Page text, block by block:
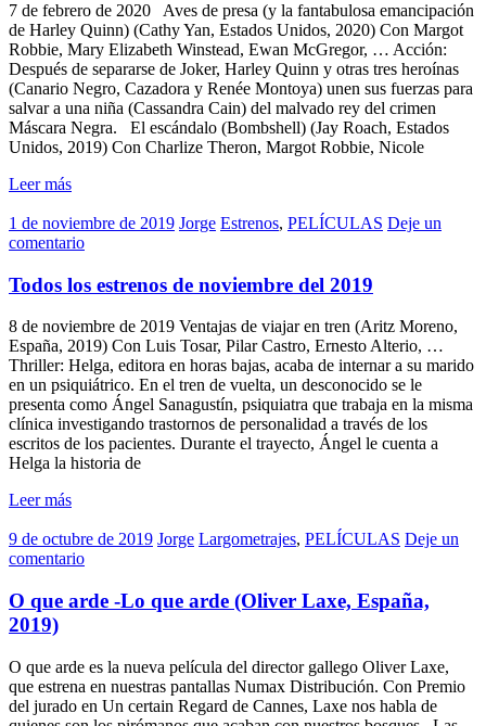
7 de febrero de 2020 Aves de presa (y la fantabulosa emancipación
de Harley Quinn) (Cathy Yan, Estados Unidos, 2020) Con Margot
Robbie, Mary Elizabeth Winstead, Ewan McGregor, … Acción:
Después de separarse de Joker, Harley Quinn y otras tres heroínas
(Canario Negro, Cazadora y Renée Montoya) unen sus fuerzas para
salvar a una niña (Cassandra Cain) del malvado rey del crimen
Máscara Negra. El escándalo (Bombshell) (Jay Roach, Estados
Unidos, 2019) Con Charlize Theron, Margot Robbie, Nicole
Leer más
1 de noviembre de 2019 Jorge Estrenos, PELÍCULAS Deje un
comentario
Todos los estrenos de noviembre del 2019
8 de noviembre de 2019 Ventajas de viajar en tren (Aritz Moreno,
España, 2019) Con Luis Tosar, Pilar Castro, Ernesto Alterio, …
Thriller: Helga, editora en horas bajas, acaba de internar a su marido
en un psiquiátrico. En el tren de vuelta, un desconocido se le
presenta como Ángel Sanagustín, psiquiatra que trabaja en la misma
clínica investigando trastornos de personalidad a través de los
escritos de los pacientes. Durante el trayecto, Ángel le cuenta a
Helga la historia de
Leer más
9 de octubre de 2019 Jorge Largometrajes, PELÍCULAS Deje un
comentario
O que arde -Lo que arde (Oliver Laxe, España,
2019)
O que arde es la nueva película del director gallego Oliver Laxe,
que estrena en nuestras pantallas Numax Distribución. Con Premio
del jurado en Un certain Regard de Cannes, Laxe nos habla de